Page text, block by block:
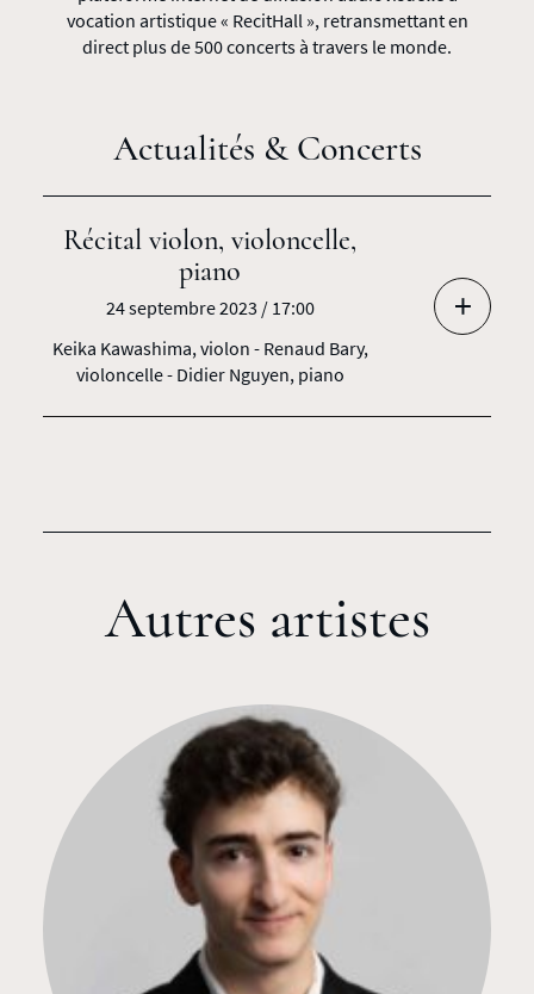
vocation artistique « RecitHall », retransmettant en
direct plus de 500 concerts à travers le monde.
Actualités & Concerts
Récital violon, violoncelle,
piano
24 septembre 2023 / 17:00
Keika Kawashima, violon - Renaud Bary,
violoncelle - Didier Nguyen, piano
+
Autres artistes